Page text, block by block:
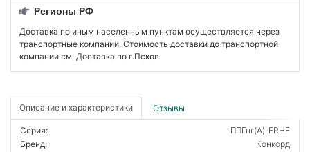
Регионы РФ
Доставка по иным населенным пунктам осуществляется через
транспортные компании. Стоимость доставки до транспортной
компании см. Доставка по г.Псков
Описание и характеристики Отзывы
Серия:
ППГнг(А)-FRHF
Бренд:
Конкорд